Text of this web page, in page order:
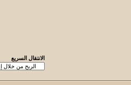
الانتقال السريع